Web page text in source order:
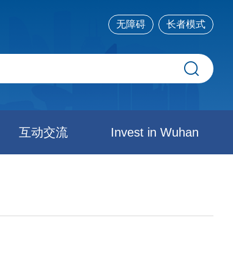
无障碍 长者模式
互动交流 Invest in Wuhan